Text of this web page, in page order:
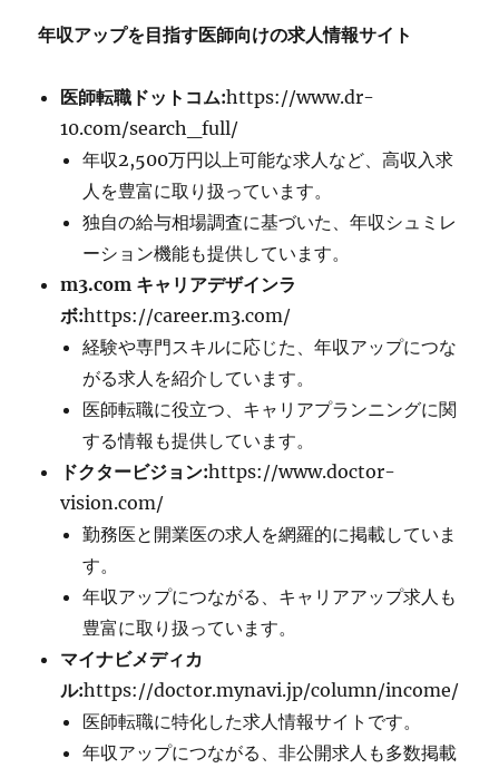
年収アップを目指す医師向けの求人情報サイト
医師転職ドットコム:https://www.dr-
10.com/search_full/
年収2,500万円以上可能な求人など、高収入求
人を豊富に取り扱っています。
独自の給与相場調査に基づいた、年収シュミレ
ーション機能も提供しています。
m3.com キャリアデザインラ
ボ:https://career.m3.com/
経験や専門スキルに応じた、年収アップにつな
がる求人を紹介しています。
医師転職に役立つ、キャリアプランニングに関
する情報も提供しています。
ドクタービジョン:https://www.doctor-
vision.com/
勤務医と開業医の求人を網羅的に掲載していま
す。
年収アップにつながる、キャリアアップ求人も
豊富に取り扱っています。
マイナビメディカ
ル:https://doctor.mynavi.jp/column/income/
医師転職に特化した求人情報サイトです。
年収アップにつながる、非公開求人も多数掲載